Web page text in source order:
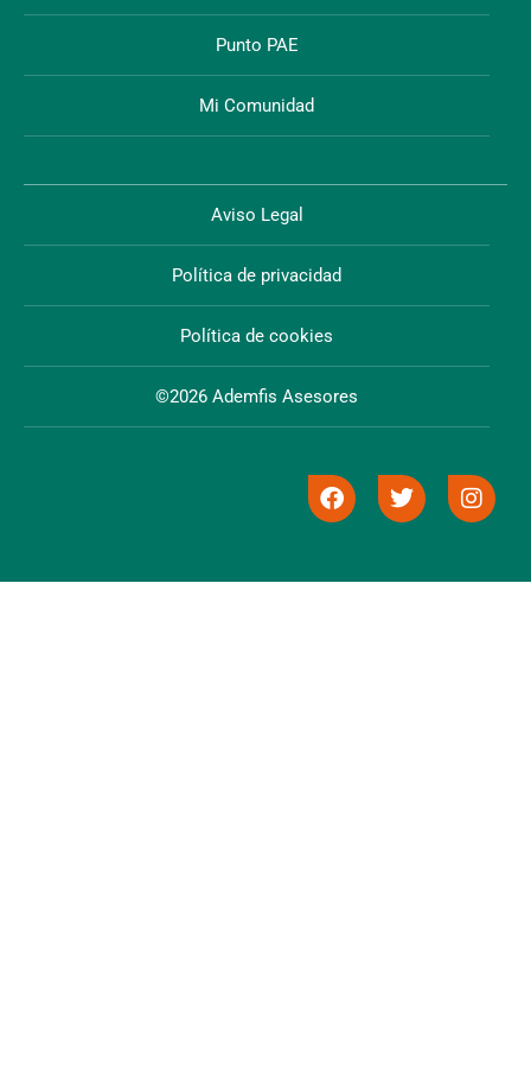
Punto PAE
Mi Comunidad
©2026 Ademfis Asesores
Aviso Legal
Política de privacidad
Política de cookies